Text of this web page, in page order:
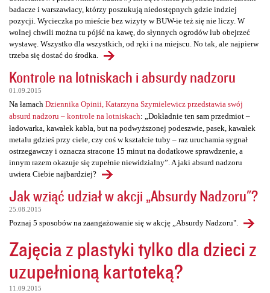
badacze i warszawiacy, którzy poszukują niedostępnych gdzie indziej
pozycji. Wycieczka po mieście bez wizyty w BUW-ie też się nie liczy. W
wolnej chwili można tu pójść na kawę, do słynnych ogrodów lub obejrzeć
wystawę. Wszystko dla wszystkich, od ręki i na miejscu. No tak, ale najpierw
trzeba się dostać do środka.
Kontrole na lotniskach i absurdy nadzoru
01.09.2015
Na łamach Dziennika Opinii, Katarzyna Szymielewicz przedstawia swój
absurd nadzoru – kontrole na lotniskach: „Dokładnie ten sam przedmiot –
ładowarka, kawałek kabla, but na podwyższonej podeszwie, pasek, kawałek
metalu gdzieś przy ciele, czy coś w kształcie tuby – raz uruchamia sygnał
ostrzegawczy i oznacza stracone 15 minut na dodatkowe sprawdzenie, a
innym razem okazuje się zupełnie niewidzialny”. A jaki absurd nadzoru
uwiera Ciebie najbardziej?
Jak wziąć udział w akcji „Absurdy Nadzoru"?
25.08.2015
Poznaj 5 sposobów na zaangażowanie się w akcję „Absurdy Nadzoru".
Zajęcia z plastyki tylko dla dzieci z
uzupełnioną kartoteką?
11.09.2015